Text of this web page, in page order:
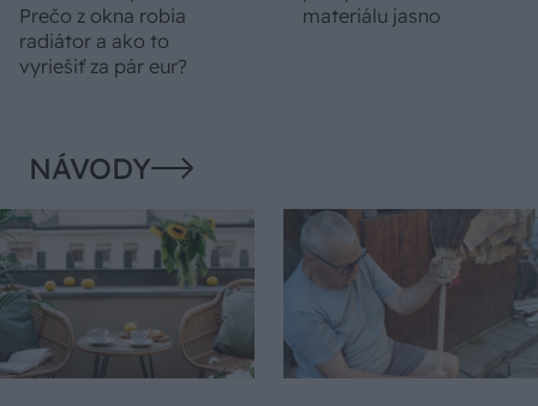
Prečo z okna robia
radiátor a ako to
vyriešiť za pár eur?
materiálu jasno
NÁVODY